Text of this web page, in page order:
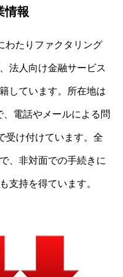
情報
わたりファクタリング
法人向け金融サービス
しています。所在地は
電話やメールによる問
受け付けています。全
、非対面での手続きに
支持を得ています。